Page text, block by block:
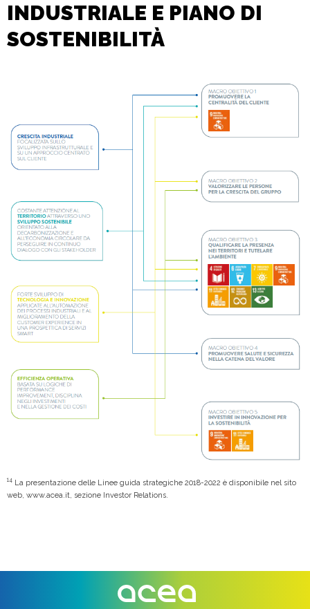
INDUSTRIALE E PIANO DI
SOSTENIBILITÀ
14 La presentazione delle Linee guida strategiche 2018-2022 è disponibile nel sito
web, www.acea.it, sezione Investor Relations.